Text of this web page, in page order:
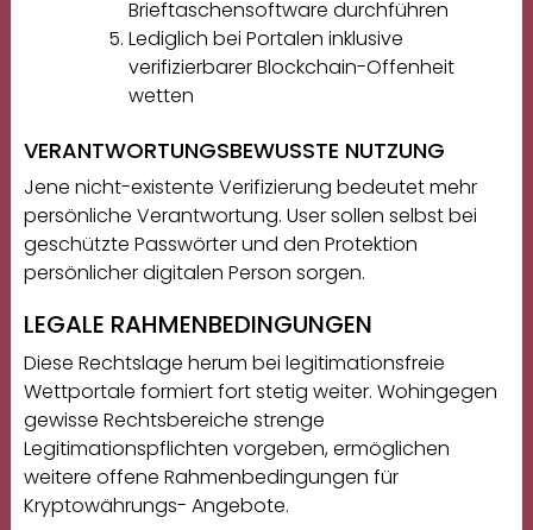
Brieftaschensoftware durchführen
Lediglich bei Portalen inklusive
verifizierbarer Blockchain-Offenheit
wetten
VERANTWORTUNGSBEWUSSTE NUTZUNG
Jene nicht-existente Verifizierung bedeutet mehr
persönliche Verantwortung. User sollen selbst bei
geschützte Passwörter und den Protektion
persönlicher digitalen Person sorgen.
LEGALE RAHMENBEDINGUNGEN
Diese Rechtslage herum bei legitimationsfreie
Wettportale formiert fort stetig weiter. Wohingegen
gewisse Rechtsbereiche strenge
Legitimationspflichten vorgeben, ermöglichen
weitere offene Rahmenbedingungen für
Kryptowährungs- Angebote.